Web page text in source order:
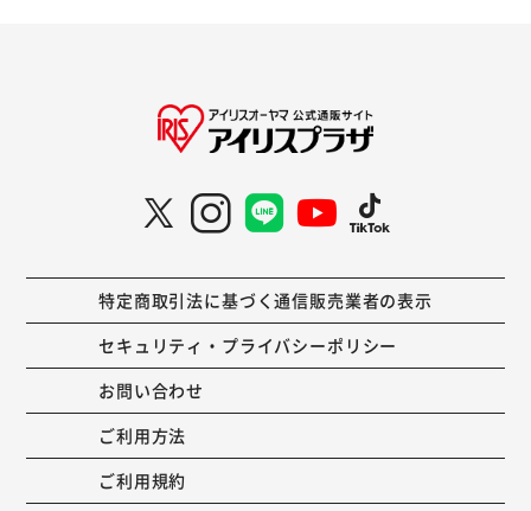
特定商取引法に基づく通信販売業者の表示
セキュリティ・プライバシーポリシー
お問い合わせ
ご利用方法
ご利用規約